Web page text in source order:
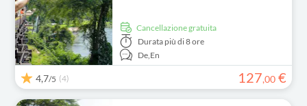
Cancellazione gratuita
Durata più di 8 ore
De,En
4,7/5 (4) 127,00 €